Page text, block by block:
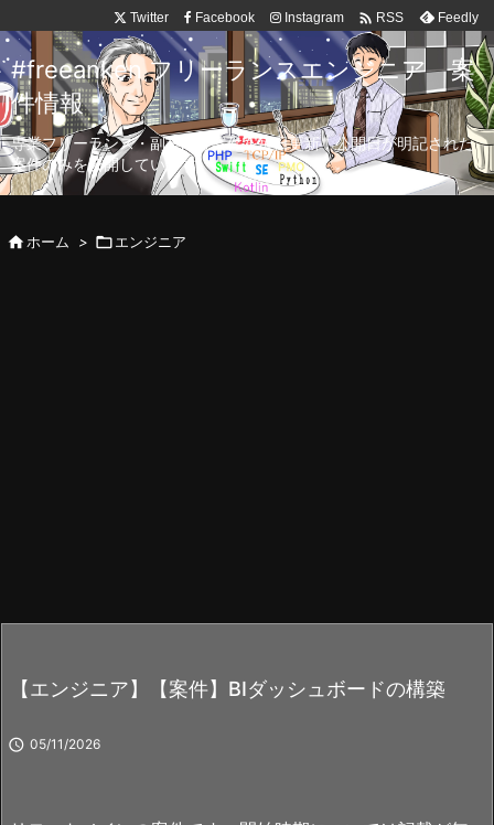
Twitter Facebook Instagram  RSS Feedly
#freeanken フリーランスエンジニア 案
件情報
専業フリーランス・副業向け案件を毎日更新！公開日が明記された
案件のみを公開しています。
ホーム > エンジニア
【エンジニア】【案件】BIダッシュボードの構築
 05/11/2026